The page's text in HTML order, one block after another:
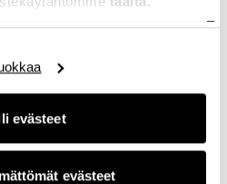
evästeet
evästeet
Tänä vuonna Lindexin
ohjataan Syöpäsäätiön
kautta kotimaiseen